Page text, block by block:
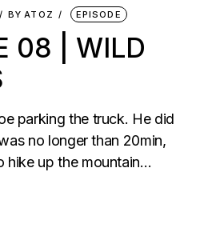
BY ATOZ EPISODE
08 | WILD
parking the truck. He did
no longer than 20min,
hike up the mountain…